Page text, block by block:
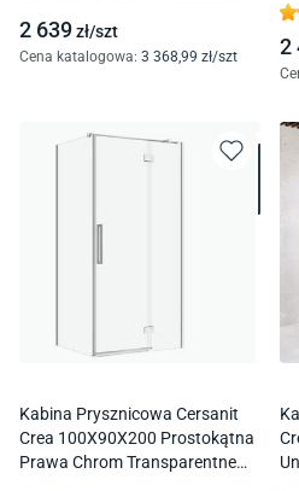
2 639zł/szt
Cena katalogowa: 3 368,99 zł/szt 2
Kabina Prysznicowa Cersanit
Crea 100X90X200 Prostokątna
Prawa Chrom Transparentne